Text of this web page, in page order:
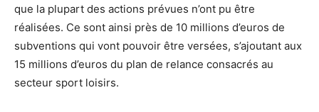
que la plupart des actions prévues n’ont pu être
réalisées. Ce sont ainsi près de 10 millions d’euros de
subventions qui vont pouvoir être versées, s’ajoutant aux
15 millions d’euros du plan de relance consacrés au
secteur sport loisirs.